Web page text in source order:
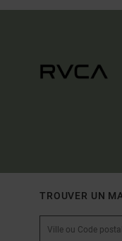
TROUVER UN